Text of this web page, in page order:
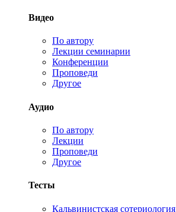
Видео
По автору
Лекции семинарии
Конференции
Проповеди
Другое
Аудио
По автору
Лекции
Проповеди
Другое
Тесты
Кальвинистская сотериология